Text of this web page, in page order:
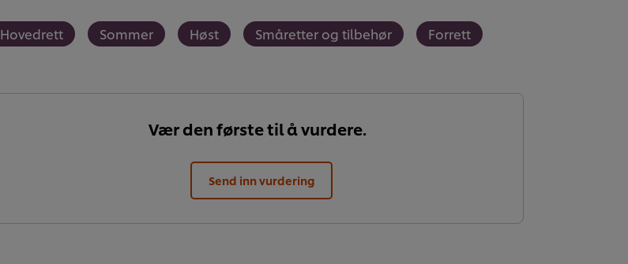
Hovedrett Sommer Høst Småretter og tilbehør Forrett
Vær den første til å vurdere.
Send inn vurdering